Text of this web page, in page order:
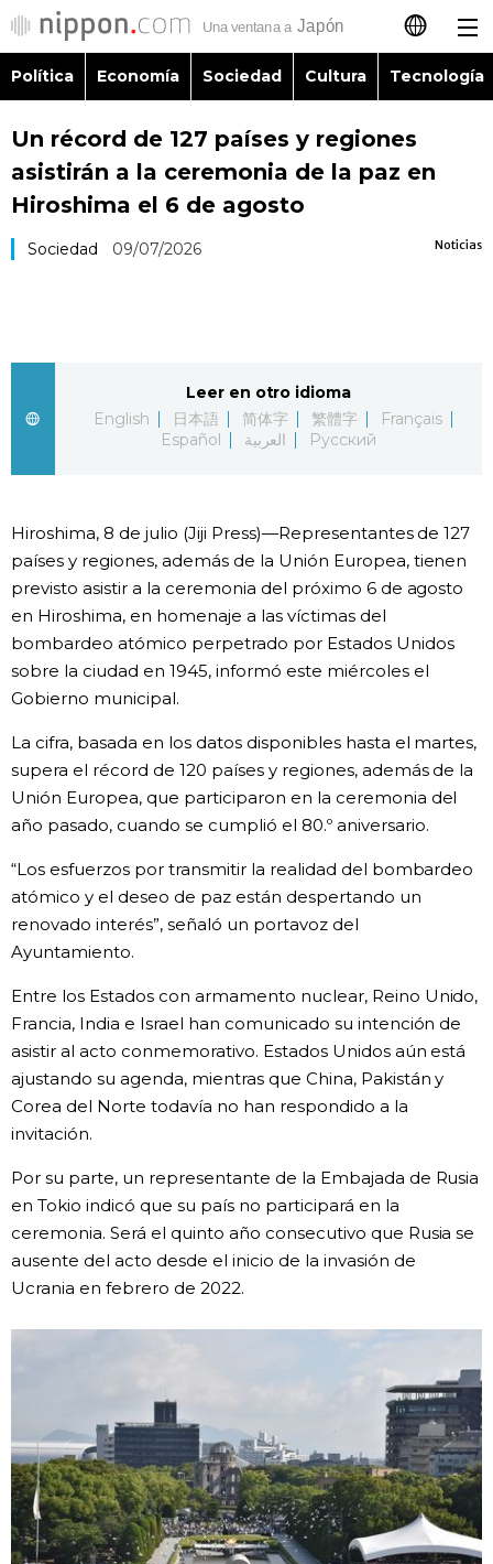
日本語
English
Русский
Política
Vida
Guía de Japón
Vídeos e imágenes
En profundidad
Más
Noticias
Datos de Japón
Fragmentos de Japón
Gente
Blog
Avisos
Política Economía Sociedad Cultura Tecnología
Un récord de 127 países y regiones
asistirán a la ceremonia de la paz en
Hiroshima el 6 de agosto
Noticias
Sociedad 09/07/2026
Leer en otro idioma
English
日本語 简体字 繁體字
Français
Español
العربية Русский
Hiroshima, 8 de julio (Jiji Press)—Representantes de 127
países y regiones, además de la Unión Europea, tienen
previsto asistir a la ceremonia del próximo 6 de agosto
en Hiroshima, en homenaje a las víctimas del
bombardeo atómico perpetrado por Estados Unidos
sobre la ciudad en 1945, informó este miércoles el
Gobierno municipal.
La cifra, basada en los datos disponibles hasta el martes,
supera el récord de 120 países y regiones, además de la
Unión Europea, que participaron en la ceremonia del
año pasado, cuando se cumplió el 80.º aniversario.
“Los esfuerzos por transmitir la realidad del bombardeo
atómico y el deseo de paz están despertando un
renovado interés”, señaló un portavoz del
Ayuntamiento.
Entre los Estados con armamento nuclear, Reino Unido,
Francia, India e Israel han comunicado su intención de
asistir al acto conmemorativo. Estados Unidos aún está
ajustando su agenda, mientras que China, Pakistán y
Corea del Norte todavía no han respondido a la
invitación.
Por su parte, un representante de la Embajada de Rusia
en Tokio indicó que su país no participará en la
ceremonia. Será el quinto año consecutivo que Rusia se
ausente del acto desde el inicio de la invasión de
Ucrania en febrero de 2022.